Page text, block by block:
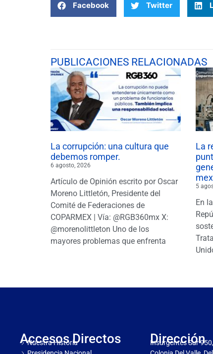
Facebook Twitter
PUBLICACIONES RELACIONADAS
La corrupción: una cultura que
debemos romper.
6 agosto, 2026
Artículo de Opinión escrito por Oscar
Moreno Littletón, Presidente del
Comité de Federaciones de
COPARMEX | Vía: @RGB360mx X:
@morenolittleton Uno de los
mayores problemas que enfrenta
La
5
En
Accesos Directos
Nuestra Historia
Dirección
Insurgentes Sur